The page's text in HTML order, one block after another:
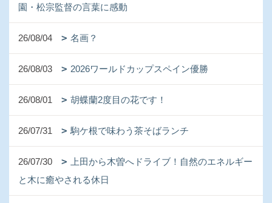
園・松宗監督の言葉に感動
26/08/04 名画？
26/08/03 2026ワールドカップスペイン優勝
26/08/01 胡蝶蘭2度目の花です！
26/07/31 駒ケ根で味わう茶そばランチ
26/07/30
上田から木曽へドライブ！自然のエネルギー
と木に癒やされる休日